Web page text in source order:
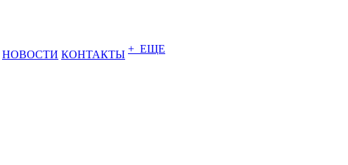
НОВОСТИ КОНТАКТЫ + ЕЩЕ